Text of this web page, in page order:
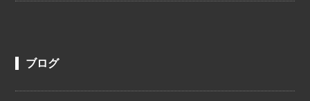
ブログ